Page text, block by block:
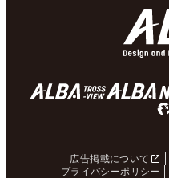
広告掲載について
プライバシーポリシー